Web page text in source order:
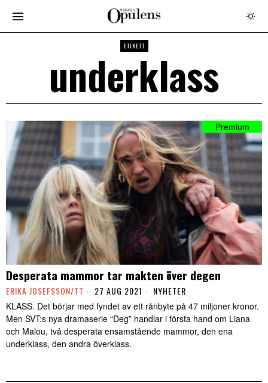
ETIKETT
underklass
Desperata mammor tar makten över degen
ERIKA JOSEFSSON/TT 27 AUG 2021 NYHETER
KLASS. Det börjar med fyndet av ett rånbyte på 47 miljoner kronor.
Men SVT:s nya dramaserie “Deg” handlar i första hand om Liana
och Malou, två desperata ensamstående mammor, den ena
underklass, den andra överklass.